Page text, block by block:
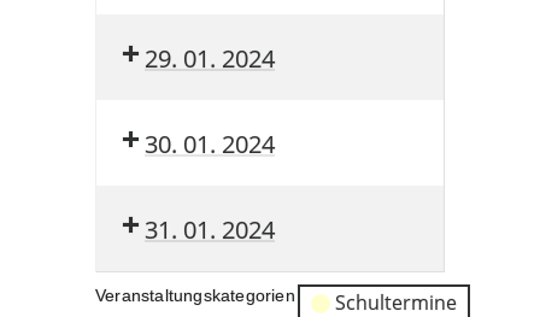
29. 01. 2024
30. 01. 2024
31. 01. 2024
Veranstaltungskategorien
Schultermine